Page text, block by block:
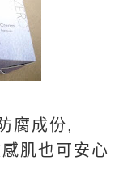
腐成份,
肌也可安心